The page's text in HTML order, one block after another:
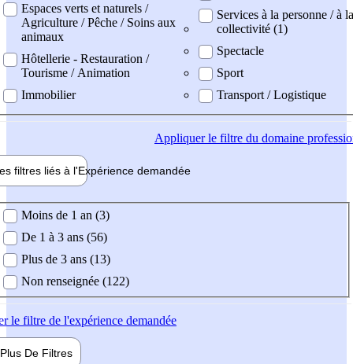
Espaces verts et naturels /
Agriculture / Pêche / Soins aux
animaux
Hôtellerie - Restauration /
Tourisme / Animation
Immobilier
Services à la personne / à la
collectivité (1)
Spectacle
Sport
Transport / Logistique
Appliquerle filtre du domaine
filtres liés à l'Expérience demandée
demandée
Moins de 1 an (3)
De 1 à 3 ans (56)
Plus de 3 ans (13)
Non renseignée (122)
le filtre de l'expérience demandée
Plus De Filtres